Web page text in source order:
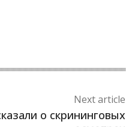
Next article
о скрининговых